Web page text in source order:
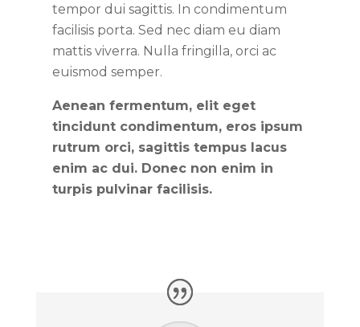
tempor dui sagittis. In condimentum
facilisis porta. Sed nec diam eu diam
mattis viverra. Nulla fringilla, orci ac
euismod semper.
Aenean fermentum, elit eget
tincidunt condimentum, eros ipsum
rutrum orci, sagittis tempus lacus
enim ac dui. Donec non enim in
turpis pulvinar facilisis.